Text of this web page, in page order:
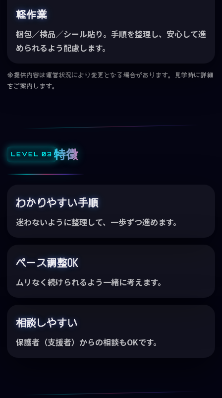
軽作業
梱包／検品／シール貼り。手順を整理し、安心して進
められるよう配慮します。
※提供内容は運営状況により変更となる場合があります。見学時に詳細
をご案内します。
特徴
わかりやすい手順
迷わないように整理して、一歩ずつ進めます。
ペース調整OK
ムリなく続けられるよう一緒に考えます。
相談しやすい
保護者（支援者）からの相談もOKです。